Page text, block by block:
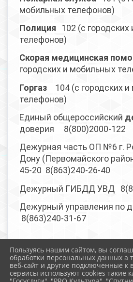
мобильных телефонов)
Полиция
102 (с
телефонов)
Скорая медицинская
городских и мобильных
Горгаз
104 (с городских
телефонов)
Единый общероссийский
доверия
8(800)2000-122
Дежурная часть ОП №6 г.
Дону (Первомайского
45-20 8(863)240-26-40
Дежурный ГИБДД УВД
Дежурный управления по
8(863)240-31-67
2026 г. school-105.ru
Вход
Пользуясь нашим сайтом, вы
обработки персональных данных а
веб-сайт и другие подключенные к
сервисы используют cookies такие